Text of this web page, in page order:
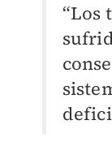
“Los